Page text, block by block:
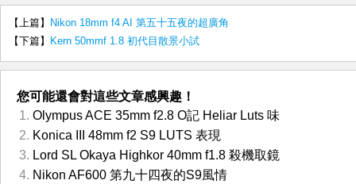
【上篇】
Nikon 18mm f4 AI 第五十五夜的超廣角
【下篇】
Kern 50mmf 1.8 初代目散景小試
您可能還會對這些文章感興趣！
Olympus ACE 35mm f2.8 O記 Heliar Luts 味
Konica III 48mm f2 S9 LUTS 表現
Lord SL Okaya Highkor 40mm f1.8 殺機取鏡
Nikon AF600 第九十四夜的S9風情